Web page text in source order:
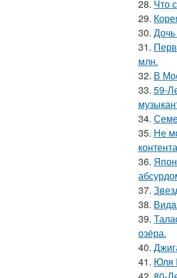
28. Что
29.
30.
31.
млн.
32. В
33. 59-
34.
35. Не
36.
37.
38.
39.
озёра.
40.
41. Юля